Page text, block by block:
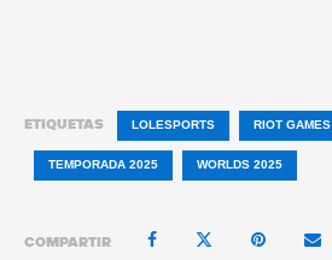
ETIQUETAS LOLESPORTS RIOT GAMES
TEMPORADA 2025 WORLDS 2025
COMPARTIR